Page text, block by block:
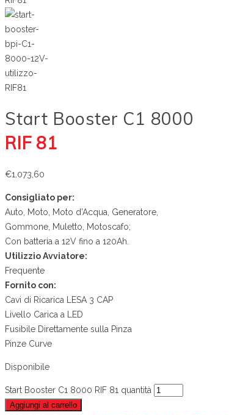
Start Booster C1 8000
RIF 81
€1.073,60
Consigliato per:
Auto, Moto, Moto d’Acqua, Generatore,
Gommone, Muletto, Motoscafo;
Con batteria a 12V fino a 120Ah.
Utilizzio Avviatore:
Frequente
Fornito con:
Cavi di Ricarica LESA 3 CAP
Livello Carica a LED
Fusibile Direttamente sulla Pinza
Pinze Curve
Disponibile
Start Booster C1 8000 RIF 81 quantità
Aggiungi al carrello